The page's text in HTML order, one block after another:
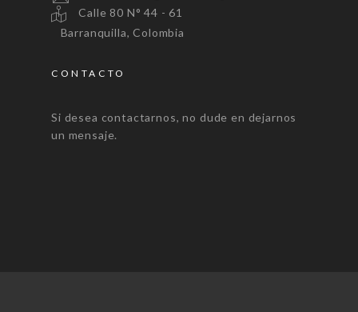
Calle 80 N° 44 - 61
Barranquilla, Colombia
CONTACTO
Si desea contactarnos, no dude en dejarnos
un mensaje.